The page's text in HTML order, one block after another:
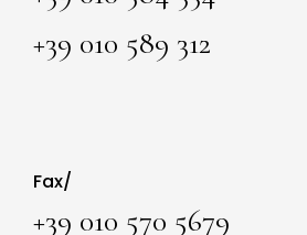
+39 010 589 312
Fax/
+39 010 570 5679